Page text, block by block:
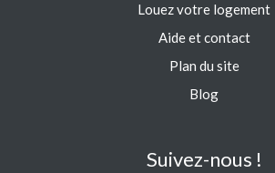
Louez votre logement
Aide et contact
Plan du site
Blog
Suivez-nous !